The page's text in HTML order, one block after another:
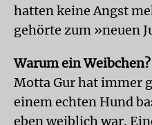
hatten keine Angst
gehörte zum »neuen
Warum ein Weibchen?
Motta Gur hat immer
einem echten Hund
eben weiblich war.